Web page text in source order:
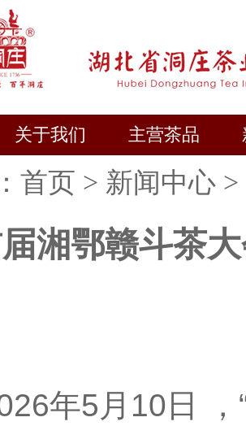
关于我们 主营茶品
首页 > 新闻中心 >
湘鄂赣斗茶
年5月10日 ，